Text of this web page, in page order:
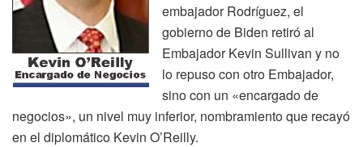
embajador Rodríguez, el
gobierno de Biden retiró al
Embajador Kevin Sullivan y no
lo repuso con otro Embajador,
sino con un «encargado de
negocios», un nivel muy inferior, nombramiento que recayó
en el diplomático Kevin O’Reilly.